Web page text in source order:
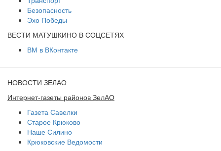
Безопасность
Эхо Победы
ВЕСТИ МАТУШКИНО В СОЦСЕТЯХ
ВМ в ВКонтакте
НОВОСТИ ЗЕЛАО
Интернет-газеты районов ЗелАО
Газета Савелки
Старое Крюково
Наше Силино
Крюковские Ведомости